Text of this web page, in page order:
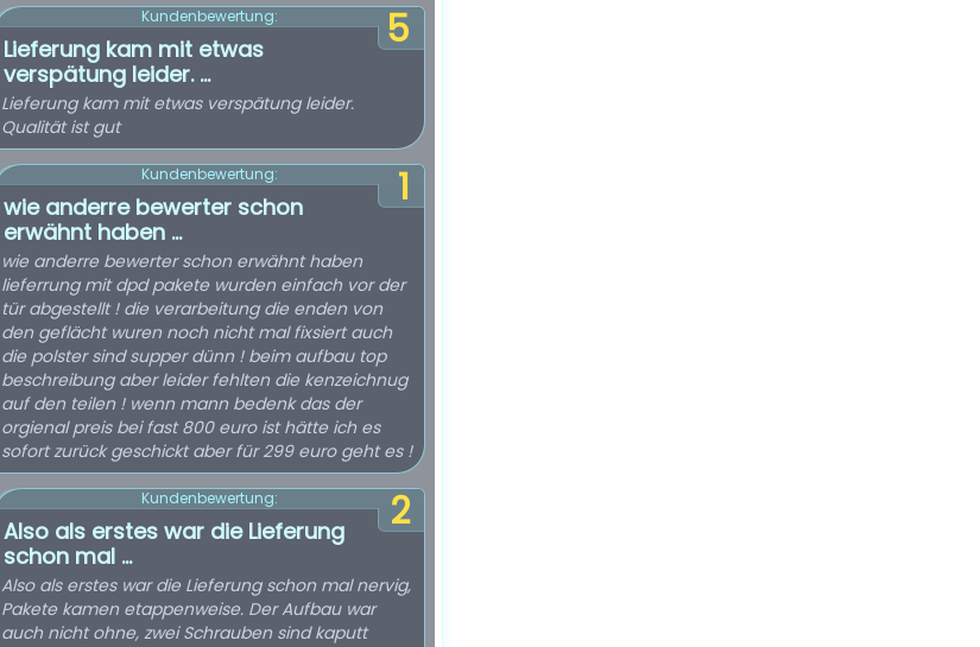
5
Kundenbewertung:
Lieferung kam mit etwas
verspätung leider. ...
Lieferung kam mit etwas verspätung leider.
Qualität ist gut
1
Kundenbewertung:
wie anderre bewerter schon
erwähnt haben ...
wie anderre bewerter schon erwähnt haben
lieferrung mit dpd pakete wurden einfach vor der
tür abgestellt ! die verarbeitung die enden von
den geflächt wuren noch nicht mal fixsiert auch
die polster sind supper dünn ! beim aufbau top
beschreibung aber leider fehlten die kenzeichnug
auf den teilen ! wenn mann bedenk das der
orgienal preis bei fast 800 euro ist hätte ich es
sofort zurück geschickt aber für 299 euro geht es !
2
Kundenbewertung:
Also als erstes war die Lieferung
schon mal ...
Also als erstes war die Lieferung schon mal nervig,
Pakete kamen etappenweise. Der Aufbau war
auch nicht ohne, zwei Schrauben sind kaputt